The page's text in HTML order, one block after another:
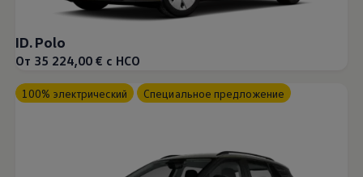
ID. Polo
От 35 224,00 € с НСО
100% электрический Специальное предложение